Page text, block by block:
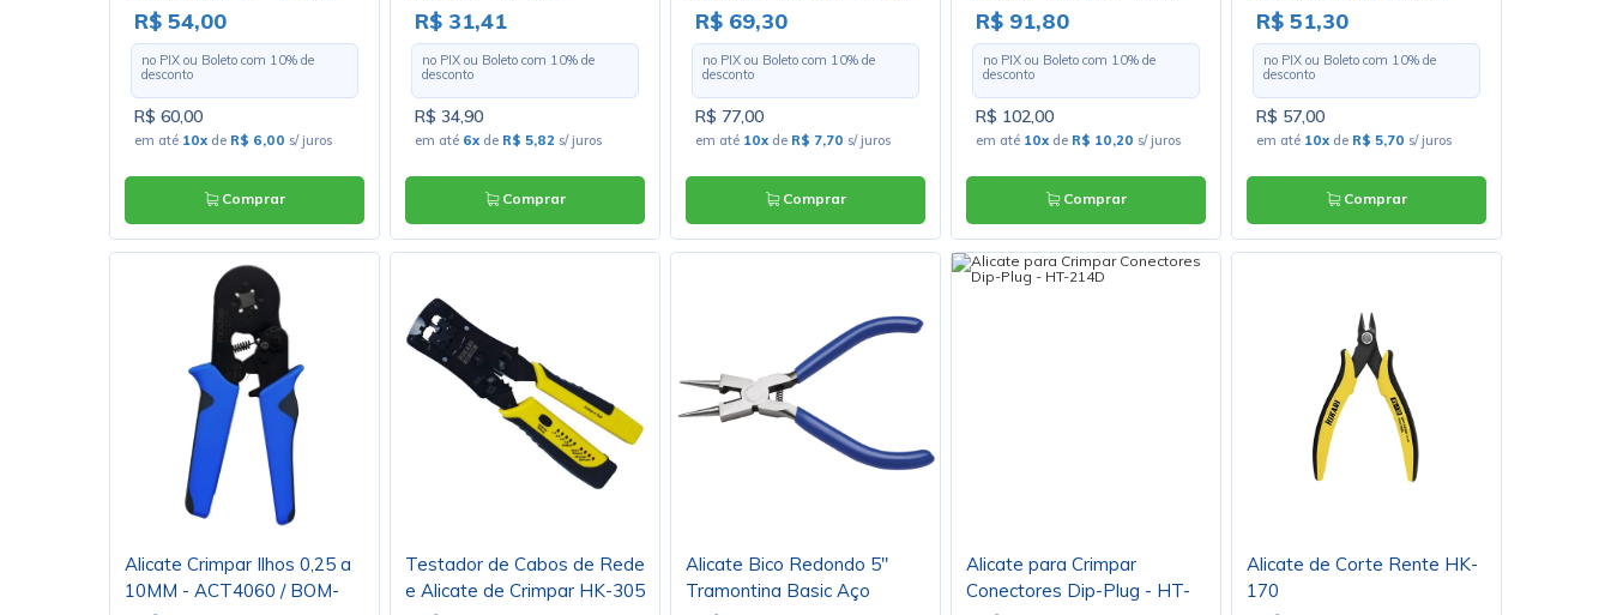
Terminais D SUB 20 24 28,
U - TL-213 (JS-1105-T e JS-
8001-T)
R$ 54,00
no PIX ou Boleto com 10% de
desconto
R$ 60,00
em até 10x de R$ 6,00 s/ juros
Comprar
R$ 31,41
no PIX ou Boleto com 10% de
desconto
R$ 34,90
em até 6x de R$ 5,82 s/ juros
Comprar
R$ 69,30
no PIX ou Boleto com 10% de
desconto
R$ 77,00
em até 10x de R$ 7,70 s/ juros
Comprar
R$ 91,80
no PIX ou Boleto com 10% de
desconto
R$ 102,00
em até 10x de R$ 10,20 s/ juros
Comprar
FT568R
R$ 51,30
no PIX ou Boleto com 10% de
desconto
R$ 57,00
em até 10x de R$ 5,70 s/ juros
Comprar
Alicate Crimpar Ilhos 0,25 a
10MM - ACT4060 / BOM-
Testador de Cabos de Rede
e Alicate de Crimpar HK-305
Alicate Bico Redondo 5"
Tramontina Basic Aço
Alicate para Crimpar
Conectores Dip-Plug - HT-
Alicate de Corte Rente HK-
170